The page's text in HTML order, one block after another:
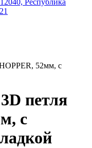
Республика
52мм, с
петля
с